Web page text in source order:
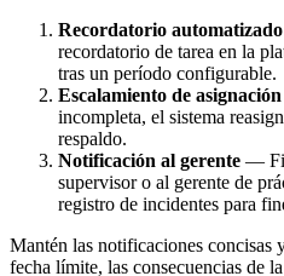
Recordatorio automatizado
recordatorio de tarea en la
tras un período configurable.
Escalamiento de asignación
incompleta, el sistema
respaldo.
Notificación al gerente —
supervisor o al gerente de
registro de incidentes para
Mantén las notificaciones concisas
fecha límite, las consecuencias de